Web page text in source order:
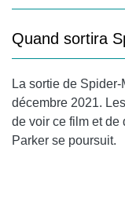
Quand sortira
La sortie de
décembre 2021.
de voir ce film et de
Parker se poursuit.